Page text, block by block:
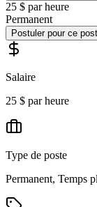
25 $ par heure
Permanent
Postuler pour ce
Salaire
25 $ par heure
Type de poste
Permanent, Temps